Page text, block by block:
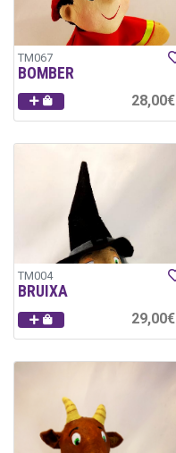
TM067
BOMBER
28,00€
TM004
BRUIXA
29,00€